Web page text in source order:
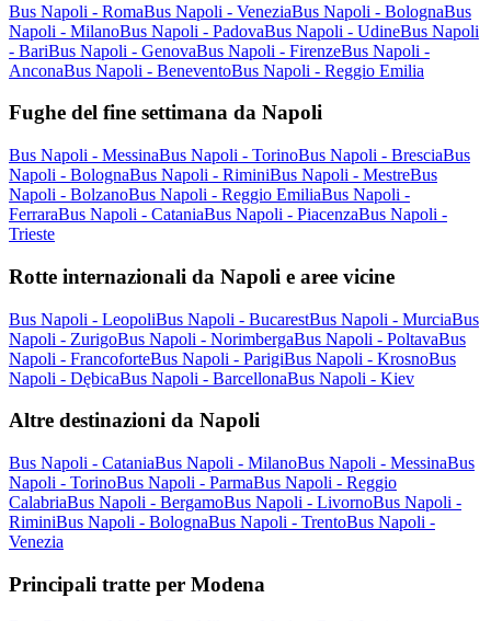
Bus Napoli - RomaBus Napoli - VeneziaBus Napoli - BolognaBus
Napoli - MilanoBus Napoli - PadovaBus Napoli - UdineBus Napoli
- BariBus Napoli - GenovaBus Napoli - FirenzeBus Napoli -
AnconaBus Napoli - BeneventoBus Napoli - Reggio Emilia
Fughe del fine settimana da Napoli
Bus Napoli - MessinaBus Napoli - TorinoBus Napoli - BresciaBus
Napoli - BolognaBus Napoli - RiminiBus Napoli - MestreBus
Napoli - BolzanoBus Napoli - Reggio EmiliaBus Napoli -
FerraraBus Napoli - CataniaBus Napoli - PiacenzaBus Napoli -
Trieste
Rotte internazionali da Napoli e aree vicine
Bus Napoli - LeopoliBus Napoli - BucarestBus Napoli - MurciaBus
Napoli - ZurigoBus Napoli - NorimbergaBus Napoli - PoltavaBus
Napoli - FrancoforteBus Napoli - ParigiBus Napoli - KrosnoBus
Napoli - DębicaBus Napoli - BarcellonaBus Napoli - Kiev
Altre destinazioni da Napoli
Bus Napoli - CataniaBus Napoli - MilanoBus Napoli - MessinaBus
Napoli - TorinoBus Napoli - ParmaBus Napoli - Reggio
CalabriaBus Napoli - BergamoBus Napoli - LivornoBus Napoli -
RiminiBus Napoli - BolognaBus Napoli - TrentoBus Napoli -
Venezia
Principali tratte per Modena